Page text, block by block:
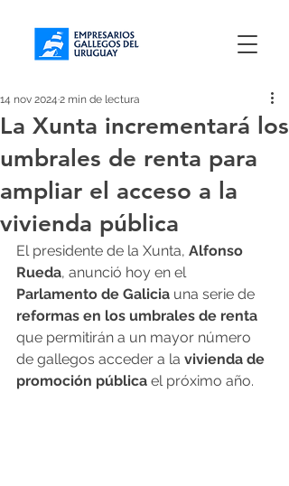
La Xunta incrementará los
umbrales de renta para
ampliar el acceso a la
vivienda pública
14 nov 2024 2 min de lectura
El presidente de la Xunta, Alfonso
Rueda, anunció hoy en el
Parlamento de Galicia una serie de
reformas en los umbrales de renta
que permitirán a un mayor número
de gallegos acceder a la vivienda de
promoción pública el próximo año.